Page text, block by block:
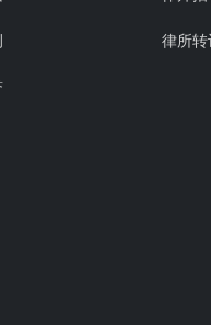
律所转